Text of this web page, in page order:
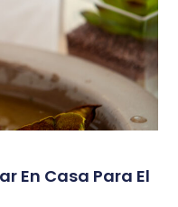
En Casa Para El